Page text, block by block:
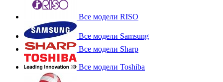
Все модели RISO
Все модели Samsung
Все модели Sharp
Все модели Toshiba